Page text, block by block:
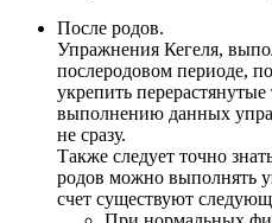
После родов.
Упражнения Кегеля,
послеродовом периоде,
укрепить
выполнению данных
не сразу.
Также следует точно
родов можно выполнять
счет существуют